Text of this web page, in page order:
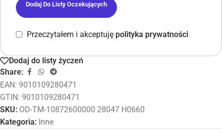
Dodaj Do Listy Oczekujących
Przeczytałem i akceptuję polityka prywatności
Dodaj do listy życzeń
Share:
EAN: 9010109280471
GTIN: 9010109280471
SKU: OD-TM-10872600000 28047 H0660
Kategoria: Inne